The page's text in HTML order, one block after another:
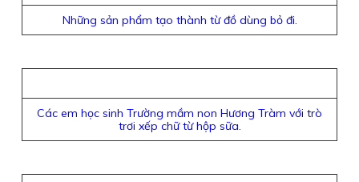
Những sản phẩm tạo thành từ đồ dùng bỏ đi.
Các em học sinh Trường mầm non Hương Tràm với trò
trơi xếp chữ từ hộp sữa.